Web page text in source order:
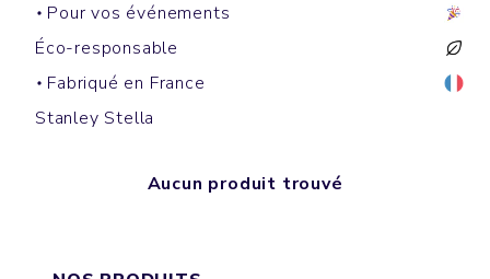
Pour vos événements
Éco-responsable
Fabriqué en France
Stanley Stella
Aucun produit trouvé